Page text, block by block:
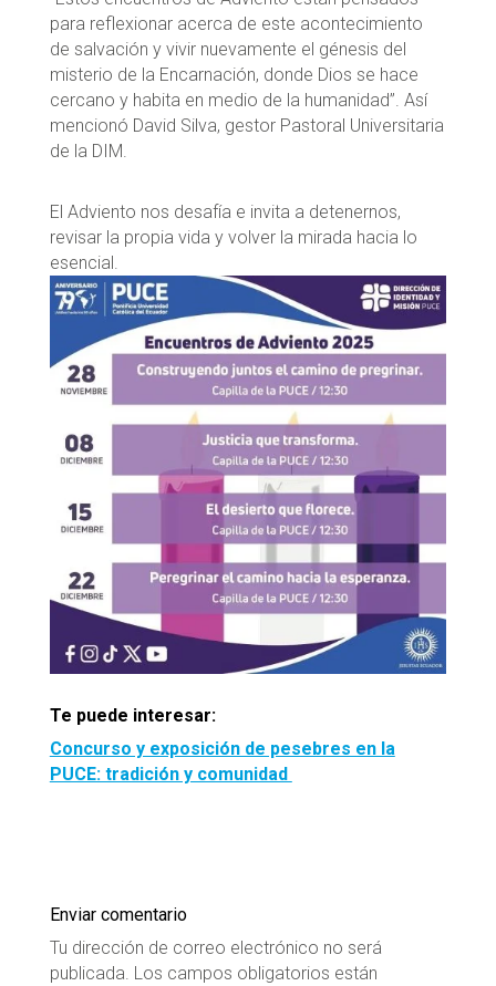
para reflexionar acerca de este acontecimiento
de salvación y vivir nuevamente el génesis del
misterio de la Encarnación, donde Dios se hace
cercano y habita en medio de la humanidad”. Así
mencionó David Silva, gestor Pastoral Universitaria
de la DIM.
El Adviento nos desafía e invita a detenernos,
revisar la propia vida y volver la mirada hacia lo
esencial.
Te puede interesar:
Concurso y exposición de pesebres en la
PUCE: tradición y comunidad
Enviar comentario
Tu dirección de correo electrónico no será
publicada. Los campos obligatorios están